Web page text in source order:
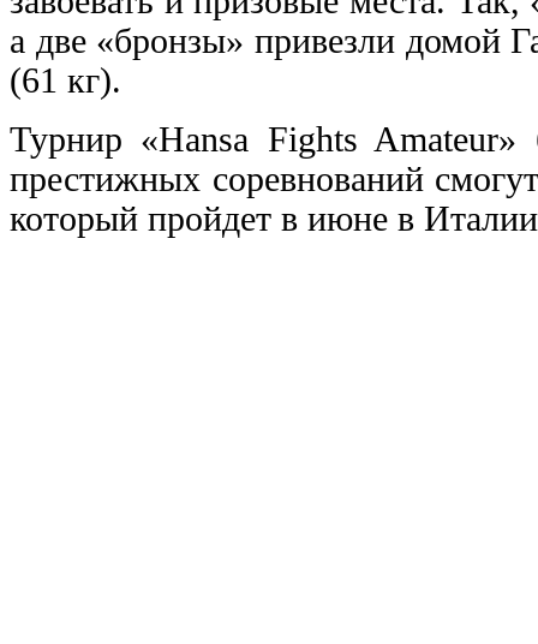
а две «бронзы» привезли домой
(61 кг).
Турнир «Hansa Fights
престижных соревнований
который пройдет в июне в